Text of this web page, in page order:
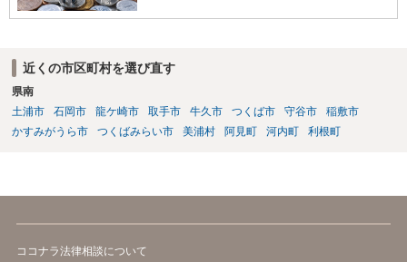
近くの市区町村を選び直す
県南
土浦市
石岡市 龍ケ崎市 取手市 牛久市 つくば市 守谷市
稲敷市
かすみがうら市
つくばみらい市 美浦村 阿見町 河内町 利根町
ココナラ法律相談について